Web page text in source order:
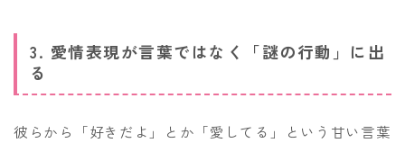
3. 愛情表現が言葉ではなく「謎の行動」に出
る
彼らから「好きだよ」とか「愛してる」という甘い言葉